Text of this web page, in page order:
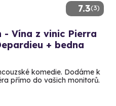
7.3(3)
- Vína z vinic Pierra
+ bedna
komedie. Dodáme k
přímo do vašich monitorů.